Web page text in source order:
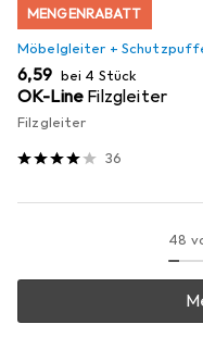
MENGENRABATT
Möbelgleiter +
EUR
6,59 bei 4 Stück
OK-Line Filzgleiter
Filzgleiter
36
48